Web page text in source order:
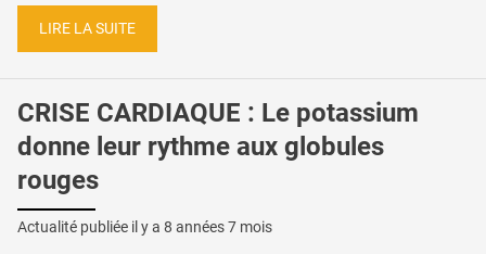
LIRE LA SUITE
CRISE CARDIAQUE : Le potassium
donne leur rythme aux globules
rouges
Actualité publiée il y a 8 années 7 mois